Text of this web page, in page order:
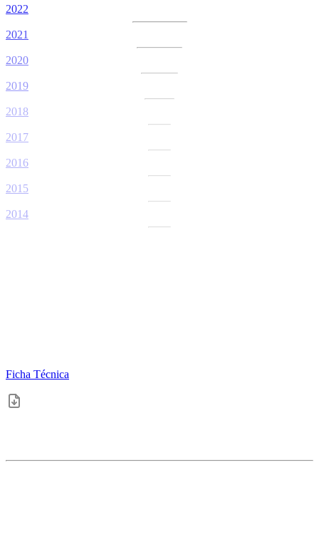
2022
2021
2020
2019
2018
2017
2016
2015
2014
Ficha Técnica